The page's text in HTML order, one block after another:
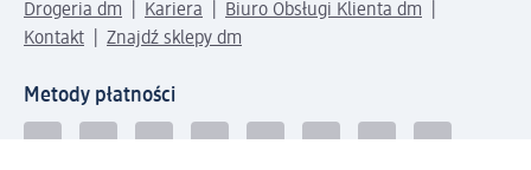
Drogeria dm Kariera
Biuro Obsługi Klienta dm
Kontakt
Znajdź sklepy dm
Metody płatności